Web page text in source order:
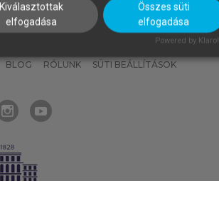
MI – ÁLTALÁNOS IRÁNYELVEK
BLOG RÓLUNK SÜTI BEÁLLÍTÁSOK
Kiválasztottak
elfogadása
Összes süti
elfogadása
Powered by Klaro!